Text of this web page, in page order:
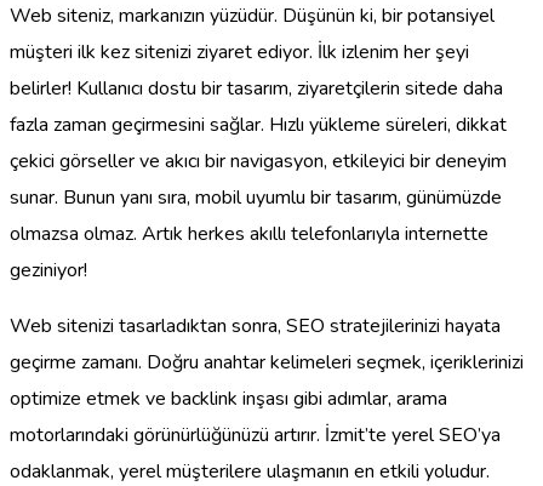
Web siteniz, markanızın yüzüdür. Düşünün ki, bir potansiyel
müşteri ilk kez sitenizi ziyaret ediyor. İlk izlenim her şeyi
belirler! Kullanıcı dostu bir tasarım, ziyaretçilerin sitede daha
fazla zaman geçirmesini sağlar. Hızlı yükleme süreleri, dikkat
çekici görseller ve akıcı bir navigasyon, etkileyici bir deneyim
sunar. Bunun yanı sıra, mobil uyumlu bir tasarım, günümüzde
olmazsa olmaz. Artık herkes akıllı telefonlarıyla internette
geziniyor!
Web sitenizi tasarladıktan sonra, SEO stratejilerinizi hayata
geçirme zamanı. Doğru anahtar kelimeleri seçmek, içeriklerinizi
optimize etmek ve backlink inşası gibi adımlar, arama
motorlarındaki görünürlüğünüzü artırır. İzmit’te yerel SEO’ya
odaklanmak, yerel müşterilere ulaşmanın en etkili yoludur.